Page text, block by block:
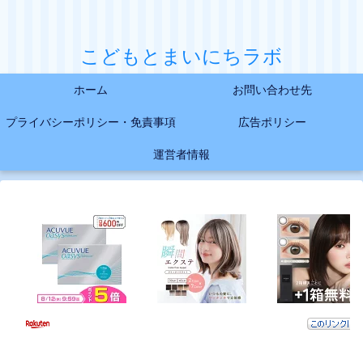
こどもとまいにちラボ
ホーム お問い合わせ先
プライバシーポリシー・免責事項 広告ポリシー
運営者情報